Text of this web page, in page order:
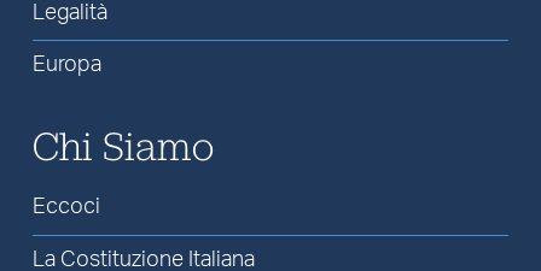
Legalità
Europa
Chi Siamo
Eccoci
La Costituzione Italiana